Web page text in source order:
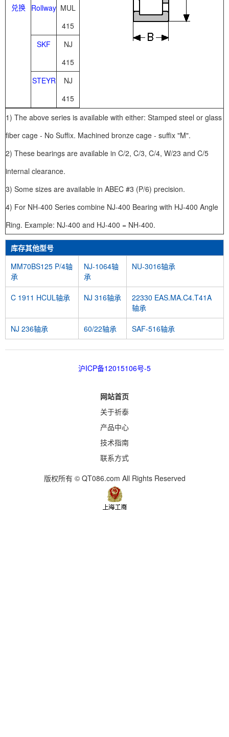
兑换
Rollway MUL
415
SKF
NJ
415
STEYR
NJ
415
1) The above series is available with either: Stamped steel or glass
fiber cage - No Suffix. Machined bronze cage - suffix "M".
2) These bearings are available in C/2, C/3, C/4, W/23 and C/5
internal clearance.
3) Some sizes are available in ABEC #3 (P/6) precision.
4) For NH-400 Series combine NJ-400 Bearing with HJ-400 Angle
Ring. Example: NJ-400 and HJ-400 = NH-400.
库存其他型号
MM70BS125 P/4轴
承
NJ-1064轴
承
NU-3016轴承
C 1911 HCUL轴承 NJ 316轴承
22330 EAS.MA.C4.T41A
轴承
NJ 236轴承 60/22轴承 SAF-516轴承
沪ICP备12015106号-5
网站首页
关于祈泰
产品中心
技术指南
联系方式
版权所有 © QT086.com All Rights Reserved